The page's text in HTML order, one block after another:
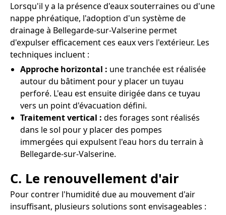
Lorsqu'il y a la présence d'eaux souterraines ou d'une
nappe phréatique, l'adoption d'un système de
drainage à Bellegarde-sur-Valserine permet
d'expulser efficacement ces eaux vers l'extérieur. Les
techniques incluent :
Approche horizontal : une tranchée est réalisée
autour du bâtiment pour y placer un tuyau
perforé. L'eau est ensuite dirigée dans ce tuyau
vers un point d'évacuation défini.
Traitement vertical : des forages sont réalisés
dans le sol pour y placer des pompes
immergées qui expulsent l'eau hors du terrain à
Bellegarde-sur-Valserine.
C. Le renouvellement d'air
Pour contrer l'humidité due au mouvement d'air
insuffisant, plusieurs solutions sont envisageables :